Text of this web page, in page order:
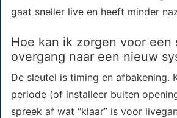
gaat sneller live en heeft minder
Hoe kan ik zorgen voor een
overgang naar een nieuw
De sleutel is timing en afbakening.
periode (of installeer buiten
spreek af wat “klaar” is voor